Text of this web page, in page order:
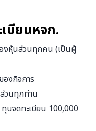
เบียนหจก.
องหุ้นส่วนทุกคน (เป็นผู้
องกิจการ
วนทุกท่าน
นจดทะเบียน 100,000